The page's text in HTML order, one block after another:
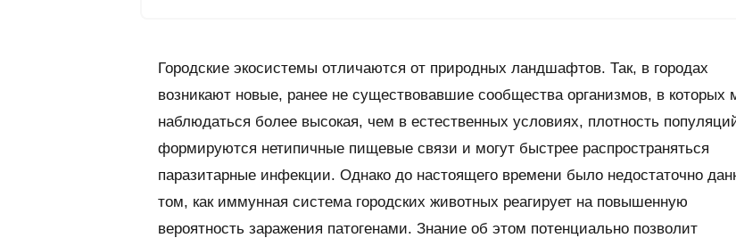
Городские экосистемы отличаются от природных ландшафтов. Так, в городах
возникают новые, ранее не существовавшие сообщества организмов, в которых
наблюдаться более высокая, чем в естественных условиях, плотность
формируются нетипичные пищевые связи и могут быстрее распространяться
паразитарные инфекции. Однако до настоящего времени было недостаточно
том, как иммунная система городских животных реагирует на повышенную
вероятность заражения патогенами. Знание об этом потенциально позволит